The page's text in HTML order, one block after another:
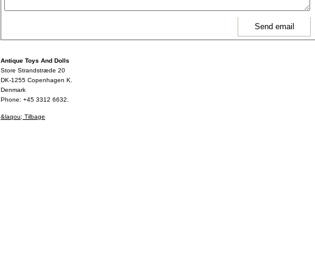
Antique Toys And Dolls
Store Strandstræde 20
DK-1255 Copenhagen K.
Denmark
Phone: +45 3312 6632.
&laqou; Tilbage